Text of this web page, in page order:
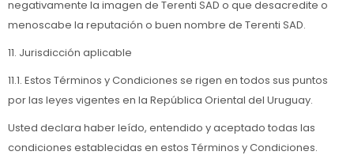
negativamente la imagen de Terenti SAD o que desacredite o
menoscabe la reputación o buen nombre de Terenti SAD.
11. Jurisdicción aplicable
11.1. Estos Términos y Condiciones se rigen en todos sus puntos
por las leyes vigentes en la República Oriental del Uruguay.
Usted declara haber leído, entendido y aceptado todas las
condiciones establecidas en estos Términos y Condiciones.